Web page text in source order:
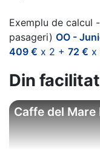
Exemplu de calcul
pasageri) OO -
409 € x 2 + 72 € x
Din
Caffe del Mare